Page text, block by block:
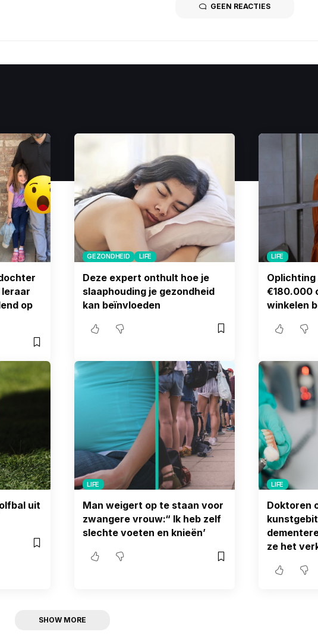
GEEN REACTIES
op
GEZONDHEID LIFE
Deze expert onthult hoe je
slaaphouding je gezondheid
kan beïnvloeden
LIFE
Oplichting
€180.000
winkelen
uit
LIFE
Man weigert op te staan voor
zwangere vrouw:“ Ik heb zelf
slechte voeten en knieën’
LIFE
Doktoren
ze het
SHOW MORE